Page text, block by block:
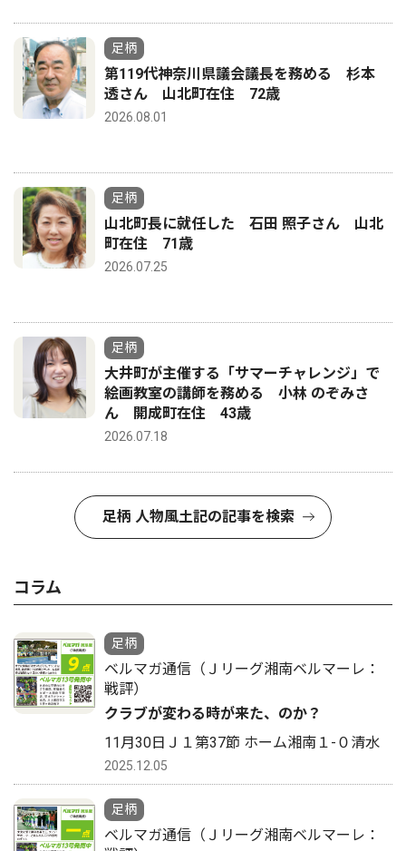
足柄
第119代神奈川県議会議長を務める 杉本
透さん 山北町在住 72歳
2026.08.01
足柄
山北町長に就任した 石田 照子さん 山北
町在住 71歳
2026.07.25
足柄
大井町が主催する「サマーチャレンジ」で
絵画教室の講師を務める 小林 のぞみさ
ん 開成町在住 43歳
2026.07.18
足柄 人物風土記の記事を検索
コラム
足柄
ベルマガ通信（Ｊリーグ湘南ベルマーレ：
戦評）
クラブが変わる時が来た、のか？
11月30日Ｊ１第37節 ホーム湘南１-０清水
2025.12.05
足柄
ベルマガ通信（Ｊリーグ湘南ベルマーレ：